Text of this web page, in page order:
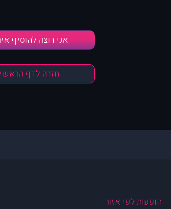
אני רוצה להוסיף
חזרה לדף
הופעות לפי אזור